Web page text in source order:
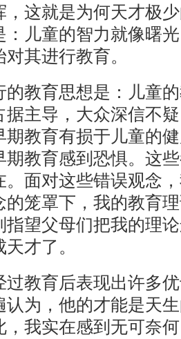
，这就是为何天才极
：儿童的智力就像曙
其进行教育。
育思想是：儿童的
据主导，大众深信不
期教育有损于儿童的
期教育感到恐惧。这
。面对这些错误观念
的笼罩下，我的教育
指望父母们把我的理
才了。
育后表现出许多优
认为，他的才能是天
，我实在感到无可奈